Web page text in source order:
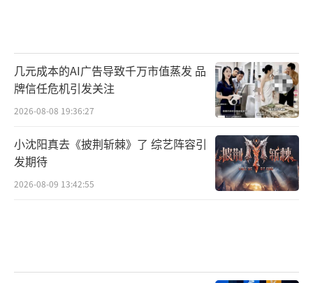
几元成本的AI广告导致千万市值蒸发 品
牌信任危机引发关注
2026-08-08 19:36:27
小沈阳真去《披荆斩棘》了 综艺阵容引
发期待
2026-08-09 13:42:55